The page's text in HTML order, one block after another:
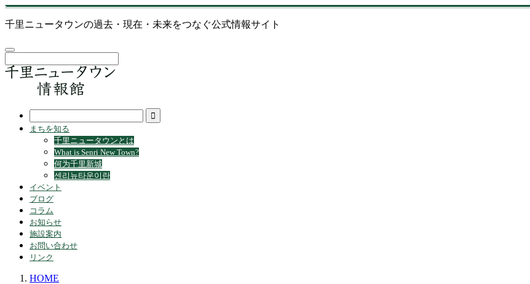
千里ニュータウンの過去・現在・未来をつなぐ公式情報サイト
まちを知る
千里ニュータウンとは
What is Senri New Town?
何为千里新城
센리뉴타운이란
イベント
ブログ
コラム
お知らせ
施設案内
お問い合わせ
リンク
HOME